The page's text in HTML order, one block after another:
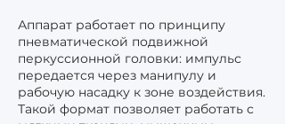
Аппарат работает по принципу
пневматической подвижной
перкуссионной головки: импульс
передается через манипулу и
рабочую насадку к зоне воздействия.
Такой формат позволяет работать с